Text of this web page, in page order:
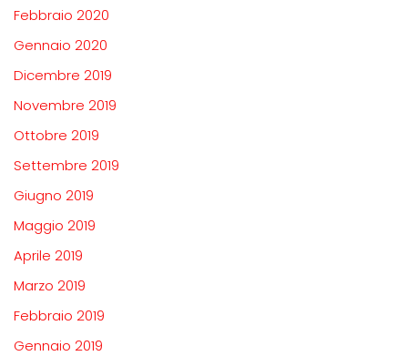
Febbraio 2020
Gennaio 2020
Dicembre 2019
Novembre 2019
Ottobre 2019
Settembre 2019
Giugno 2019
Maggio 2019
Aprile 2019
Marzo 2019
Febbraio 2019
Gennaio 2019